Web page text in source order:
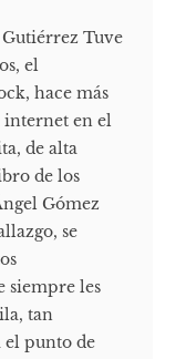
Tuve
el
hace más
internet en el
de alta
de los
Gómez
se
siempre les
tan
el punto de